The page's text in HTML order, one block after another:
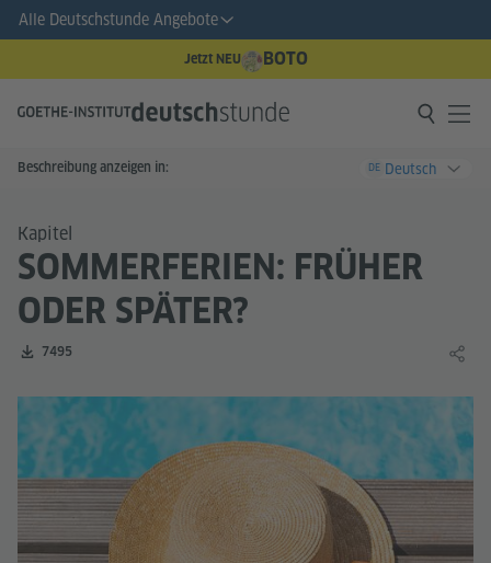
Alle Deutschstunde Angebote
Jetzt NEU BOTO
Beschreibung anzeigen in: DE Deutsch
Kapitel
SOMMERFERIEN: FRÜHER
ODER SPÄTER?
Zahl der Downloads:
7495